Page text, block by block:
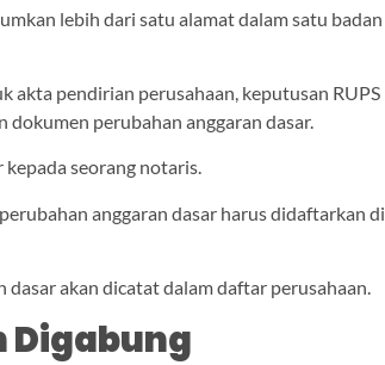
lebih dari satu alamat dalam satu badan
akta pendirian perusahaan, keputusan RUPS
dokumen perubahan anggaran dasar.
seorang notaris.
anggaran dasar harus didaftarkan di
dasar akan dicatat dalam daftar perusahaan.
Digabung